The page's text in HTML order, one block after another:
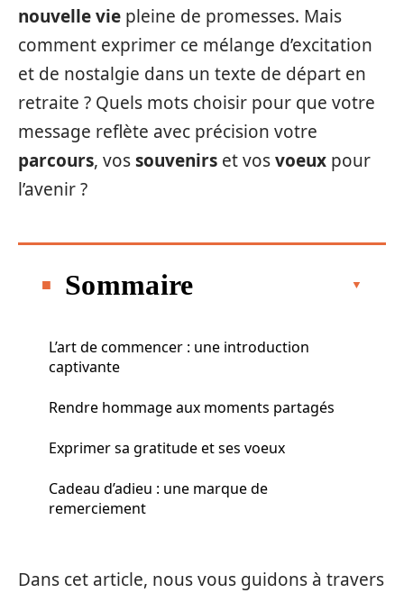
nouvelle vie pleine de promesses. Mais
comment exprimer ce mélange d’excitation
et de nostalgie dans un texte de départ en
retraite ? Quels mots choisir pour que votre
message reflète avec précision votre
parcours, vossouvenirs et vosvoeux pour
l’avenir ?
Sommaire
L’art de commencer : une introduction
captivante
Rendre hommage aux moments partagés
Exprimer sa gratitude et ses voeux
Cadeau d’adieu : une marque de
remerciement
Dans cet article, nous vous guidons à travers